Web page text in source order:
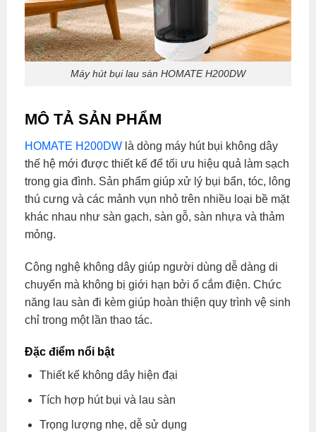
Máy hút bụi lau sàn HOMATE H200DW
MÔ TẢ SẢN PHẨM
HOMATE H200DW là dòng máy hút bụi không dây
thế hệ mới được thiết kế để tối ưu hiệu quả làm sạch
trong gia đình. Sản phẩm giúp xử lý bụi bẩn, tóc, lông
thú cưng và các mảnh vụn nhỏ trên nhiều loại bề mặt
khác nhau như sàn gạch, sàn gỗ, sàn nhựa và thảm
mỏng.
Công nghệ không dây giúp người dùng dễ dàng di
chuyển mà không bị giới hạn bởi ổ cắm điện. Chức
năng lau sàn đi kèm giúp hoàn thiện quy trình vệ sinh
chỉ trong một lần thao tác.
Đặc điểm nổi bật
Thiết kế không dây hiện đại
Tích hợp hút bụi và lau sàn
Trọng lượng nhẹ, dễ sử dụng